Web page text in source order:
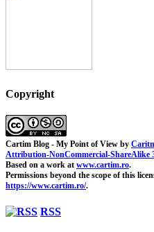
Copyright
Cartim Blog - My Point of View by
Attribution-NonCommercial-ShareAlike
Based on a work at www.cartim.ro.
Permissions beyond the scope of this
https://www.cartim.ro/.
RSS